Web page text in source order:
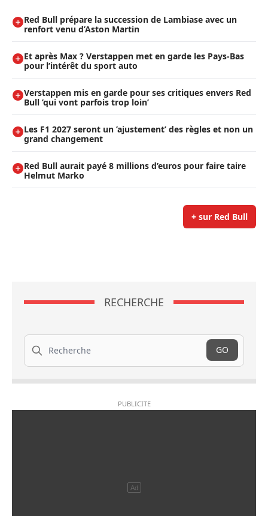
Red Bull prépare la succession de Lambiase avec un
renfort venu d’Aston Martin
Et après Max ? Verstappen met en garde les Pays-Bas
pour l’intérêt du sport auto
Verstappen mis en garde pour ses critiques envers Red
Bull ’qui vont parfois trop loin’
Les F1 2027 seront un ’ajustement’ des règles et non un
grand changement
Red Bull aurait payé 8 millions d’euros pour faire taire
Helmut Marko
+ sur Red Bull
RECHERCHE
Recherche
GO